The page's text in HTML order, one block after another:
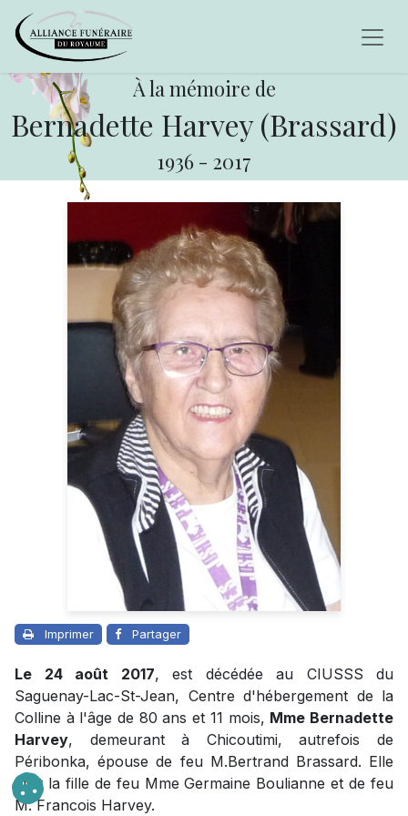
À la mémoire de
Bernadette Harvey (Brassard)
1936 - 2017
Imprimer Partager
Le 24 août 2017, est décédée au CIUSSS du
Saguenay-Lac-St-Jean, Centre d'hébergement de la
Colline à l'âge de 80 ans et 11 mois, Mme Bernadette
Harvey, demeurant à Chicoutimi, autrefois de
Péribonka, épouse de feu M.Bertrand Brassard. Elle
était la fille de feu Mme Germaine Boulianne et de feu
M. Francois Harvey.